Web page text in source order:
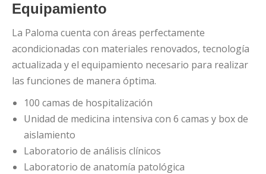
Equipamiento
La Paloma cuenta con áreas perfectamente
acondicionadas con materiales renovados, tecnología
actualizada y el equipamiento necesario para realizar
las funciones de manera óptima.
100 camas de hospitalización
Unidad de medicina intensiva con 6 camas y box de
aislamiento
Laboratorio de análisis clínicos
Laboratorio de anatomía patológica